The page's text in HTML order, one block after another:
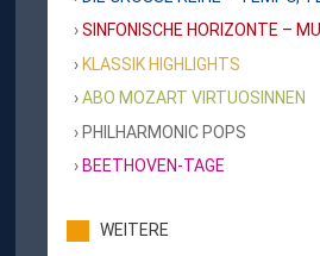
SINFONISCHE HORIZONTE –
KLASSIK HIGHLIGHTS
ABO MOZART VIRTUOSINNEN
PHILHARMONIC POPS
BEETHOVEN-TAGE
WEITERE